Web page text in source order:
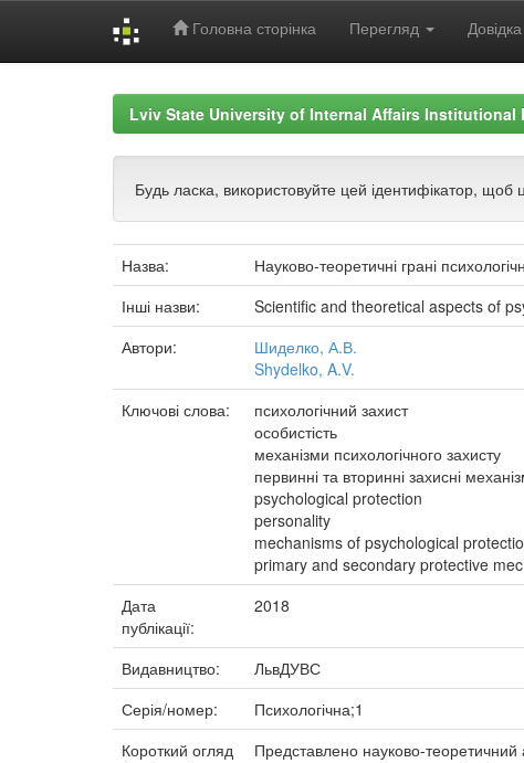
Головна сторінка Перегляд Довідка
Lviv State University of Internal Affairs Institutional
Будь ласка, використовуйте цей ідентифікатор,
Назва:
Науково-теоретичні грані
Інші назви:
Scientific and theoretical aspects of
Автори:
Шиделко, А.В.
Shydelko, A.V.
Ключові слова:
психологічний захист
особистість
механізми психологічного захисту
первинні та вторинні захисні
psychological protection
personality
mechanisms of psychological
primary and secondary protective
Дата
публікації:
2018
Видавництво:
ЛьвДУВС
Серія/номер:
Психологічна;1
Короткий огляд
Представлено науково-